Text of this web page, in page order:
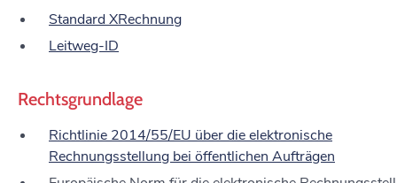
Standard XRechnung
Leitweg-ID
Rechtsgrundlage
Richtlinie 2014/55/EU über die elektronische
Rechnungsstellung bei öffentlichen Aufträgen